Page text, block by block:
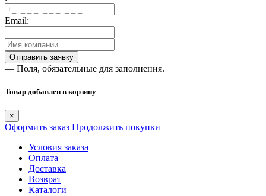
Email:
— Поля, обязательные для заполнения.
Товар добавлен в корзину
×
Оформить заказ Продолжить покупки
Условия заказа
Оплата
Доставка
Возврат
Каталоги